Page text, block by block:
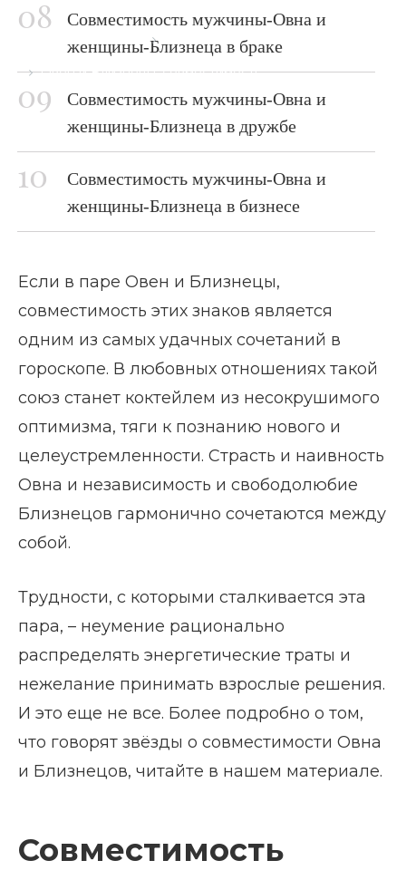
Овен и Близнецы: совместимость
Совместимость мужчины-Овна и
женщины-Близнеца в браке
Совместимость мужчины-Овна и
женщины-Близнеца в дружбе
Совместимость мужчины-Овна и
женщины-Близнеца в бизнесе
Если в паре Овен и Близнецы,
совместимость этих знаков является
одним из самых удачных сочетаний в
гороскопе. В любовных отношениях такой
союз станет коктейлем из несокрушимого
оптимизма, тяги к познанию нового и
целеустремленности. Страсть и наивность
Овна и независимость и свободолюбие
Близнецов гармонично сочетаются между
собой.
Трудности, с которыми сталкивается эта
пара, – неумение рационально
распределять энергетические траты и
нежелание принимать взрослые решения.
И это еще не все. Более подробно о том,
что говорят звёзды о совместимости Овна
и Близнецов, читайте в нашем материале.
Совместимость